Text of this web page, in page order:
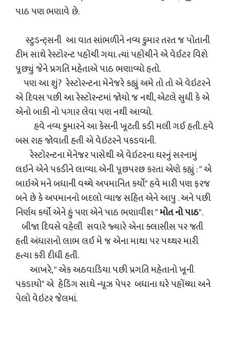
પાઠ પણ ભણાવે છે.
સ્ટુડન્ટ્સની આ વાત સાંભળીને નવ્ય કુમાર તરત જ પોતાની
ટીમ સાથે રેસ્ટોરન્ટ પહોંચી ગયા. ત્યાં પહોંચીને એ વેઈટર વિશે
પૂછ્યું જેને પ્રગતિ મહેતાએ પાઠ ભણાવ્યો હતો.
પણ આ શું? રેસ્ટોરન્ટના મેનેજરે કહ્યું અમે તો તો એ વેઇટરને
એ દિવસ પછી આ રેસ્ટોરન્ટમાં જોયો જ નથી, એટલે સુધી કે એ
એનો બાકી નો પગાર લેવા પણ નથી આવ્યો.
હવે નવ્ય કુમારને આ કેસની ખૂટતી કડી મલી ગઈ હતી. હવે
બસ રાહ જોવાતી હતી એ વેઇટરને પકડવાની.
રેસ્ટોરન્ટના મેનેજર પાસેથી એ વેઇટરના ઘરનું સરનામું
લઈને એને પકડીને લાવ્યા. એની પૂછપરછ કરતા એણે કહ્યું : " એ
બાઇએ મને બધાની વચ્ચે અપમાનિત કર્યો" હવે મારી પણ ફરજ
બને છે કે અપમાનનો બદલો વ્યાજ સહિત એને આપુ . અને પછી
નિર્ણય કર્યો એને હું પણ એને પાઠ ભણાવીશ "મોત નો પાઠ".
બીજા દિવસે વહેલી સવારે જ્યારે એના ક્લાસીસ પર જતી
હતી અંધારાનો લાભ લઈ મે જ એના માથા પર પથ્થર મારી
હત્યા કરી દીધી હતી.
આખરે, " એક અઠવાડિયા પછી પ્રગતિ મહેતાનો ખૂની
પકડાયો" એ હેડિંગ સાથે ન્યૂઝ પેપર બધાના ઘરે પહોંચ્યા અને
પેલો વેઇટર જેલમાં.